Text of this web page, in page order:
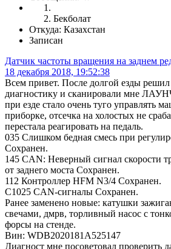
Бекболат
Откуда: Казахстан
Записан
Датчик частоты вращения на заднем
18 декабря 2018, 19:52:38
Всем привет. После долгой езды решил
диагностику и сканировали мне
при езде стало очень туго управлять
приборке, отсечка на холостых не
перестала реагировать на педаль.
035 Слишком бедная смесь при
Сохранен.
145 CAN: Неверный сигнал скорости
от заднего моста Сохранен.
112 Контроллер HFM N3/4 Сохранен.
C1025 CAN-сигналы Сохранен.
Ранее заменено новые: катушки
свечами, дмрв, торливный насос с
форсы на стенде.
Вин: WDB2020181A525147
Диагност мне посоветовал проверить